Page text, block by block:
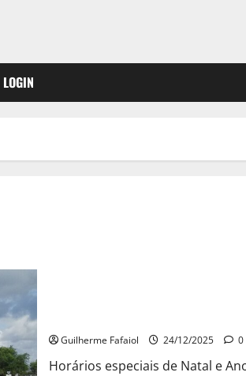
LOGIN
Guilherme Fafaiol 24/12/2025 0
Horários especiais de Natal e